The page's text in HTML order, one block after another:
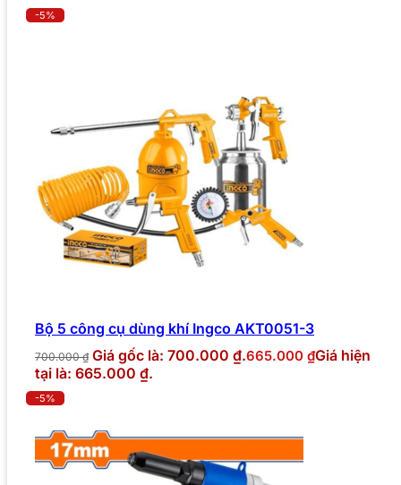
-5%
Bộ 5 công cụ dùng khí Ingco AKT0051-3
700.000₫ Giá gốc là: 700.000 ₫.665.000 ₫Giá hiện
tại là: 665.000 ₫.
-5%